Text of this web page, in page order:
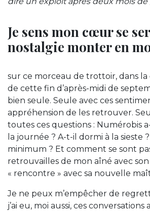
Je sens mon cœur se
nostalgie monter en
sur ce morceau de trottoir, dans
de cette fin d’après-midi de
bien seule. Seule avec ces
appréhension de les retrouver.
toutes ces questions : Numérobis
la journée ? A-t-il dormi à la sieste
minimum ? Et comment se sont
retrouvailles de mon aîné avec son
« rencontre » avec sa nouvelle
Je ne peux m’empêcher de
j’ai eu, moi aussi, ces conversations